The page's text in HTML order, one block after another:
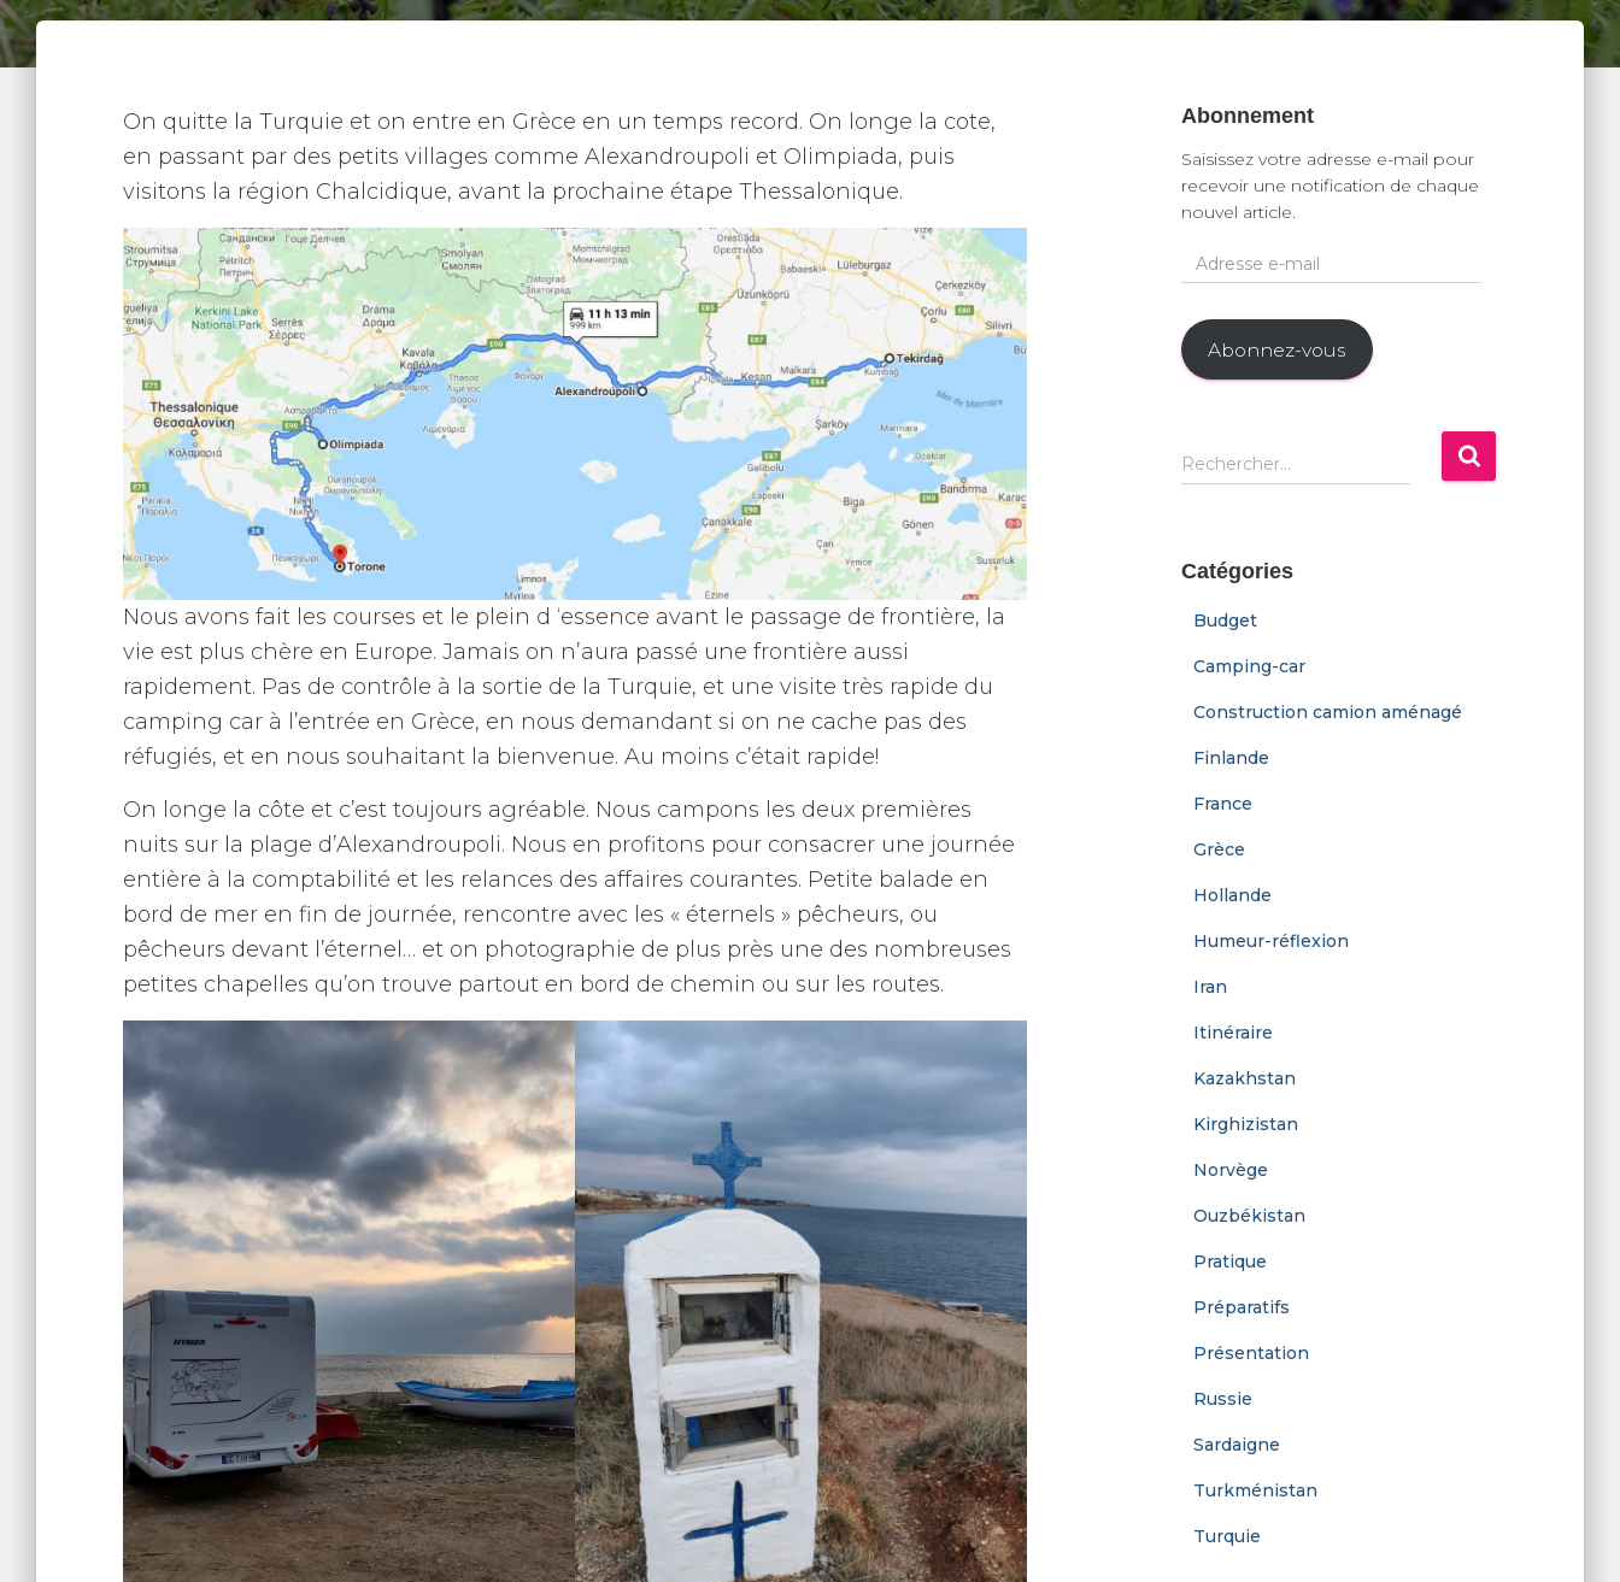
On quitte la Turquie et on entre en Grèce en un temps record. On longe la cote,
en passant par des petits villages comme Alexandroupoli et Olimpiada, puis
visitons la région Chalcidique, avant la prochaine étape Thessalonique.
Nous avons fait les courses et le plein d ‘essence avant le passage de frontière, la
vie est plus chère en Europe. Jamais on n’aura passé une frontière aussi
rapidement. Pas de contrôle à la sortie de la Turquie, et une visite très rapide du
camping car à l’entrée en Grèce, en nous demandant si on ne cache pas des
réfugiés, et en nous souhaitant la bienvenue. Au moins c’était rapide!
On longe la côte et c’est toujours agréable. Nous campons les deux premières
nuits sur la plage d’Alexandroupoli. Nous en profitons pour consacrer une journée
entière à la comptabilité et les relances des affaires courantes. Petite balade en
bord de mer en fin de journée, rencontre avec les « éternels » pêcheurs, ou
pêcheurs devant l’éternel… et on photographie de plus près une des nombreuses
petites chapelles qu’on trouve partout en bord de chemin ou sur les routes.
Abonnement
Saisissez votre adresse e-mail pour
recevoir une notification de chaque
nouvel article.
d
e
s
-
l
Abonnez-vous
R
e
r
Rechercher…
Catégories
Budget
Camping-car
Construction camion aménagé
Finlande
France
Grèce
Hollande
Humeur-réflexion
Iran
Itinéraire
Kazakhstan
Kirghizistan
Norvège
Ouzbékistan
Pratique
Préparatifs
Présentation
Russie
Sardaigne
Turkménistan
Turquie